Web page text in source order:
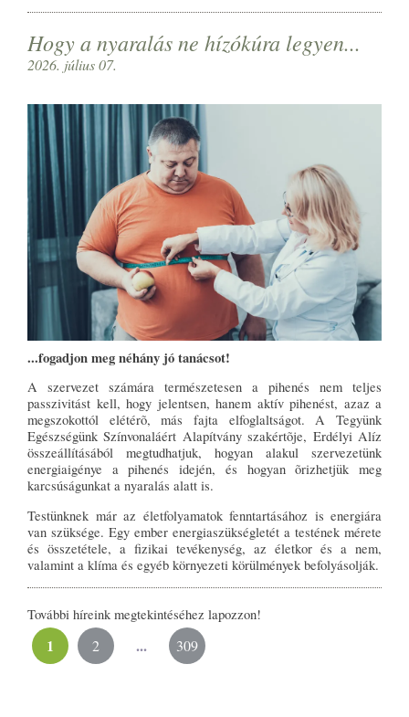
Hogy a nyaralás ne hízókúra legyen...
2026. július 07.
...fogadjon meg néhány jó tanácsot!
A szervezet számára természetesen a pihenés nem teljes
passzivitást kell, hogy jelentsen, hanem aktív pihenést, azaz a
megszokottól elétérõ, más fajta elfoglaltságot. A Tegyünk
Egészségünk Színvonaláért Alapítvány szakértõje, Erdélyi Alíz
összeállításából megtudhatjuk, hogyan alakul szervezetünk
energiaigénye a pihenés idején, és hogyan õrizhetjük meg
karcsúságunkat a nyaralás alatt is.
Testünknek már az életfolyamatok fenntartásához is energiára
van szüksége. Egy ember energiaszükségletét a testének mérete
és összetétele, a fizikai tevékenység, az életkor és a nem,
valamint a klíma és egyéb környezeti körülmények befolyásolják.
További híreink megtekintéséhez lapozzon!
1 2 ... 309